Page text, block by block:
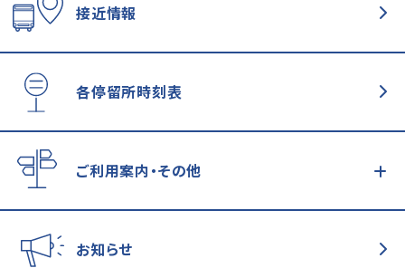
接近情報
各停留所時刻表
ご利用案内・その他
お知らせ